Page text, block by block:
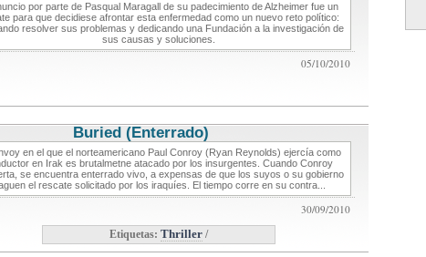
por parte de Pasqual Maragall de su padecimiento de Alzheimer fue un
para que decidiese afrontar esta enfermedad como un nuevo reto político:
resolver sus problemas y dedicando una Fundación a la investigación de
sus causas y soluciones.
05/10/2010
Buried (Enterrado)
en el que el norteamericano Paul Conroy (Ryan Reynolds) ejercía como
en Irak es brutalmetne atacado por los insurgentes. Cuando Conroy
se encuentra enterrado vivo, a expensas de que los suyos o su gobierno
el rescate solicitado por los iraquíes. El tiempo corre en su contra...
30/09/2010
Etiquetas: Thriller /